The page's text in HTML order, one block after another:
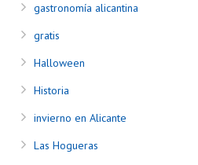
gastronomía alicantina
gratis
Halloween
Historia
invierno en Alicante
Las Hogueras